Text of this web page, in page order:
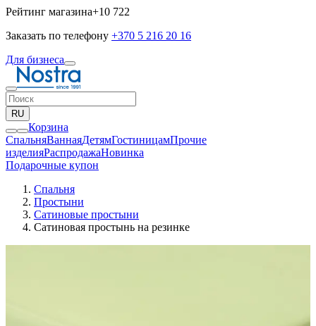
Рейтинг магазина+10 722
Заказать по телефону +370 5 216 20 16
Для бизнеса
RU
Корзина
СпальняВаннаяДетямГостиницамПрочие
изделияPаспродажаНовинка
Подарочные купон
Спальня
Простыни
Сатиновые простыни
Сатиновая простынь на резинке